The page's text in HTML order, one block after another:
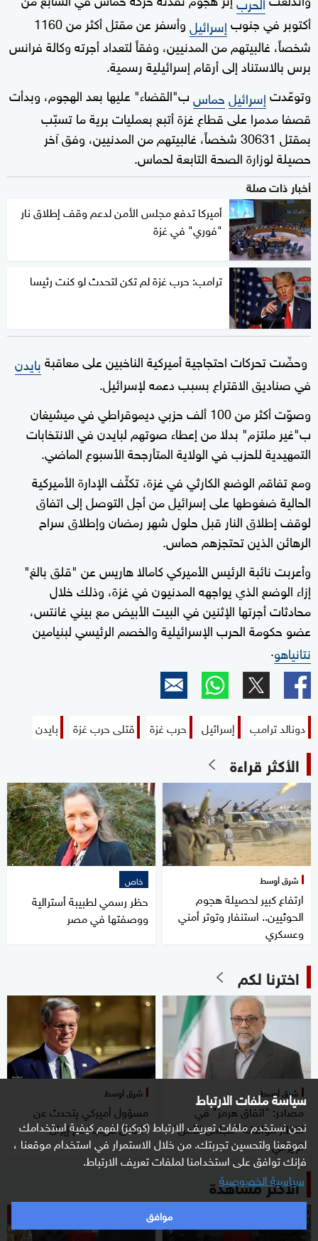
سياسة ملفات الارتباط
نحن نستخدم ملفات تعريف الارتباط (كوكيز) لفهم كيفية استخدامك
لموقعنا ولتحسين تجربتك. من خلال الاستمرار في استخدام موقعنا ،
فإنك توافق على استخدامنا لملفات تعريف الارتباط.
سياسية الخصوصية
موافق
أكتوبر في جنوبإسرائيل
وأسفر عن مقتل أكثر من 1160
شخصاً، غالبيتهم من المدنيين، وفقاً لتعداد أجرته وكالة فرانس
برس بالاستناد إلى أرقام إسرائيلية رسمية.
وتوعّدتإسرائيلحماسب"القضاء" عليها بعد الهجوم، وبدأت
قصفا مدمرا على قطاع غزة أتبع بعمليات برية ما تسبّب
بمقتل 30631 شخصاً، غالبيتهم من المدنيين، وفق آخر
حصيلة لوزارة الصحة التابعة لحماس.
أخبار ذات صلة
أميركا تدفع مجلس الأمن لدعم وقف إطلاق نار
"فوري" في غزة
ترامب: حرب غزة لم تكن لتحدث لو كنت رئيسا
وحضّت تحركات احتجاجية أميركية الناخبين على معاقبةبايدن
في صناديق الاقتراع بسبب دعمه لإسرائيل.
وصوّت أكثر من 100 ألف حزبي ديموقراطي في ميشيغان
ب"غير ملتزم" بدلا من إعطاء صوتهم لبايدن في الانتخابات
التمهيدية للحزب في الولاية المتأرجحة الأسبوع الماضي.
ومع تفاقم الوضع الكارثي في غزة، تكثّف الإدارة الأميركية
الحالية ضغوطها على إسرائيل من أجل التوصل إلى اتفاق
لوقف إطلاق النار قبل حلول شهر رمضان وإطلاق سراح
الرهائن الذين تحتجزهم حماس.
وأعربت نائبة الرئيس الأميركي كامالا هاريس عن "قلق بالغ"
إزاء الوضع الذي يواجهه المدنيون في غزة، وذلك خلال
محادثات أجرتها الإثنين في البيت الأبيض مع بيني غانتس،
عضو حكومة الحرب الإسرائيلية والخصم الرئيسي لبنيامين
نتانياهو.
دونالد ترامب إسرائيل حرب غزة قتلى حرب غزة بايدن
الأكثر قراءة
شرق أوسط
ارتفاع كبير لحصيلة هجوم
الحوثيين.. استنفار وتوتر أمني
وعسكري
خاص
حظر رسمي لطبيبة أسترالية
ووصفتها في مصر
اخترنا لكم
شرق أوسط
مصادر: "اتفاق هرمز" في
انتظار موافقة "مجلس الأمن"
الإيراني
شرق أوسط
مسؤول أميركي يتحدث عن
"اتفاق قريب" مع إيران
الأكثر مشاهدة